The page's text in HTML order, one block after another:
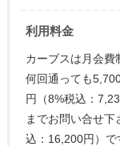
利用料金
カーブスは月会費
何回通っても
円（8%税込：
までお問い合せ
込：16,200円）で